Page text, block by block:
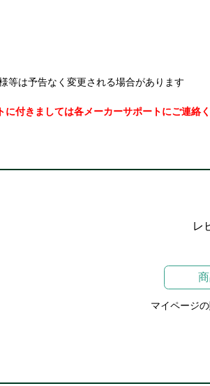
等は予告なく変更される場合があります
付きましては各メーカーサポートにご連絡
レ
マイページ